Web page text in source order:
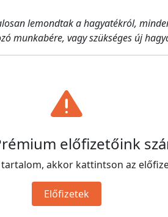
lemondtak a hagyatékról,
munkabére, vagy szükséges új
előfizetőink
akkor kattintson az
Előfizetek